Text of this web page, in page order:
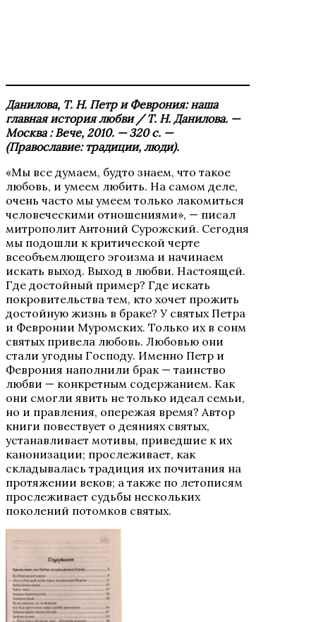
Данилова, Т. Н. Петр и Феврония: наша
главная история любви / Т. Н. Данилова. —
Москва : Вече, 2010. — 320 с. —
(Православие: традиции, люди).
«Мы все думаем, будто знаем, что такое
любовь, и умеем любить. На самом деле,
очень часто мы умеем только лакомиться
человеческими отношениями», — писал
митрополит Антоний Сурожский. Сегодня
мы подошли к критической черте
всеобъемлющего эгоизма и начинаем
искать выход. Выход в любви. Настоящей.
Где достойный пример? Где искать
покровительства тем, кто хочет прожить
достойную жизнь в браке? У святых Петра
и Февронии Муромских. Только их в сонм
святых привела любовь. Любовью они
стали угодны Господу. Именно Петр и
Феврония наполнили брак — таинство
любви — конкретным содержанием. Как
они смогли явить не только идеал семьи,
но и правления, опережая время? Автор
книги повествует о деяниях святых,
устанавливает мотивы, приведшие к их
канонизации; прослеживает, как
складывалась традиция их почитания на
протяжении веков; а также по летописям
прослеживает судьбы нескольких
поколений потомков святых.